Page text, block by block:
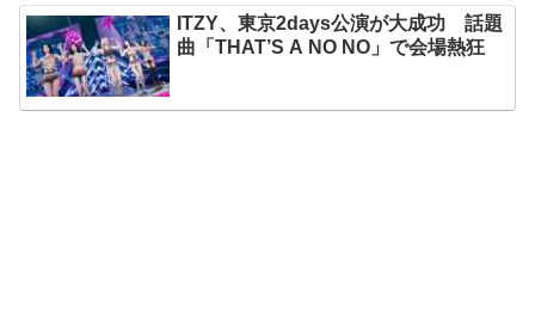
ITZY、東京2days公演が大成功 話題
曲「THAT’S A NO NO」で会場熱狂